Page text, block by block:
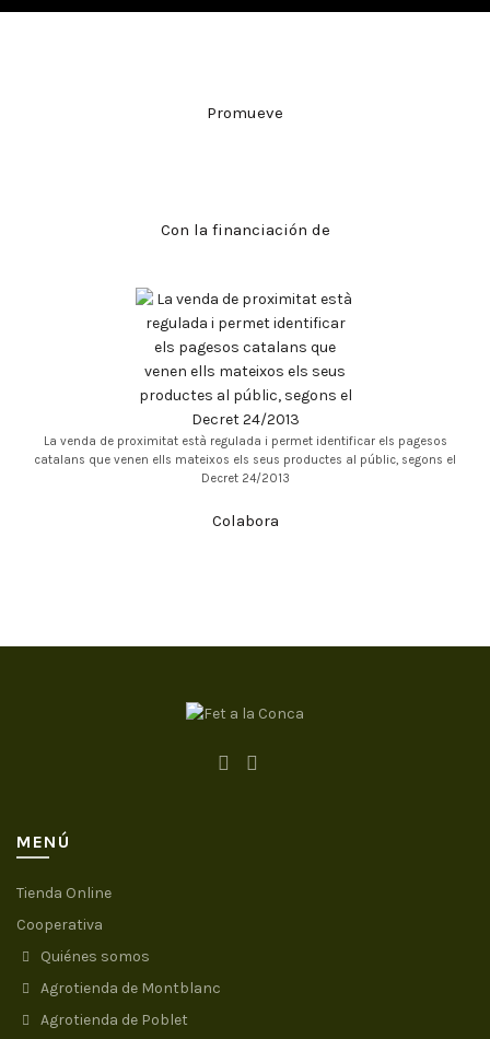
Promueve
Con la financiación de
La venda de proximitat està regulada i permet identificar els pagesos
catalans que venen ells mateixos els seus productes al públic, segons el
Decret 24/2013
Colabora
MENÚ
Tienda Online
Cooperativa
Quiénes somos
Agrotienda de Montblanc
Agrotienda de Poblet